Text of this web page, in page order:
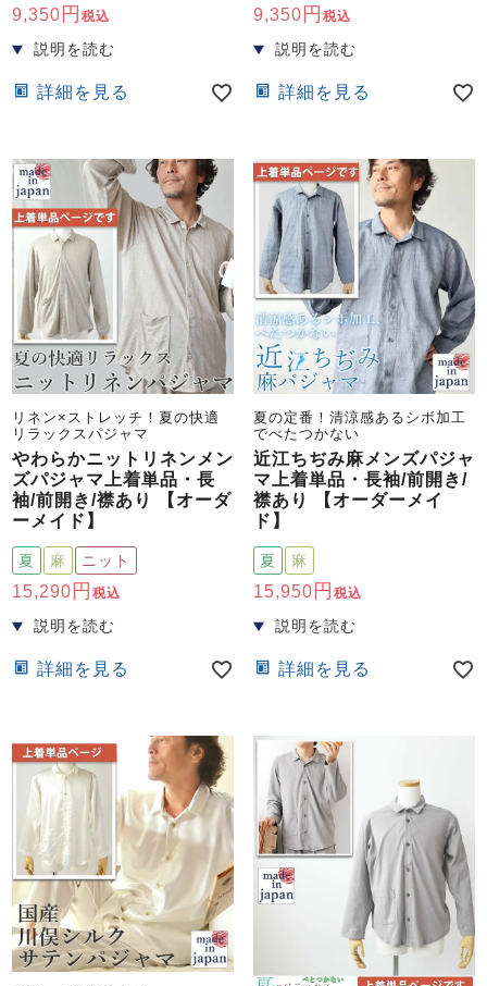
9,350 税込
詳細を見る
9,350 税込
詳細を見る
リネン×ストレッチ！夏の快適
リラックスパジャマ
やわらかニットリネンメン
ズパジャマ上着単品・長
袖/前開き/襟あり 【オーダ
ーメイド】
夏 麻 ニット
15,290 税込
詳細を見る
夏の定番！清涼感あるシボ加工
でべたつかない
近江ちぢみ麻メンズパジャ
マ上着単品・長袖/前開き/
襟あり 【オーダーメイ
ド】
夏 麻
15,950 税込
詳細を見る